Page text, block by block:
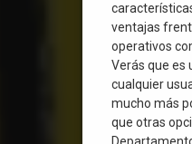
ventajas
operativos
Verás que es
cualquier
mucho más
que otras